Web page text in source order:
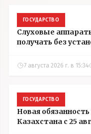
ГОСУДАРСТВО
Слуховые
получать без
7 августа 2026 г. в 15:34
ГОСУДАРСТВО
Новая
Казахстана с 25